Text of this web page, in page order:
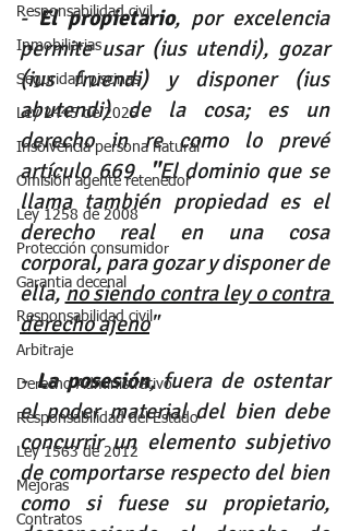
Responsabilidad civil
Inmobiliarias
Seguridad piscinas
Ley 2445 de 2025
Insolvencia persona natural
Omisión agente retenedor
Ley 1258 de 2008
Protección consumidor
Garantia decenal
Responsabilidad civil
Arbitraje
Derecho Administrativo
Responsabilidad del Estado
Ley 1563 de 2012
Mejoras
Contratos
- El propietario, por excelencia
permite usar (ius utendi), gozar
(ius fruendi) y disponer (ius
abutendi) de la cosa; es un
derecho in re como lo prevé
artículo 669 "El dominio que se
llama también propiedad es el
derecho real en una cosa
corporal, para gozar y disponer de
ella, no siendo contra ley o contra
derecho ajeno"
- La posesión, fuera de ostentar
el poder material del bien debe
concurrir un elemento subjetivo
de comportarse respecto del bien
como si fuese su propietario,